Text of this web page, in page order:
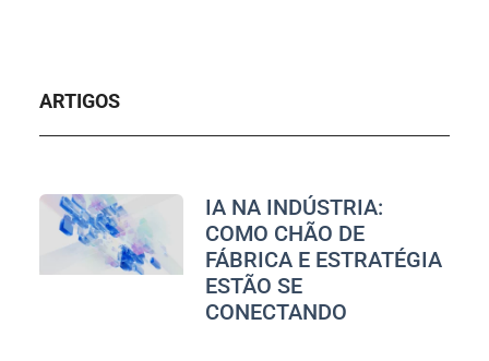
ARTIGOS
IA NA INDÚSTRIA:
COMO CHÃO DE
FÁBRICA E ESTRATÉGIA
ESTÃO SE
CONECTANDO